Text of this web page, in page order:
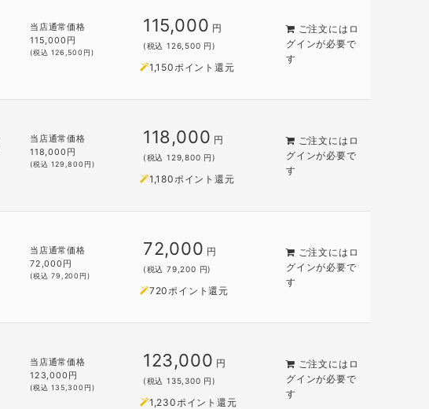
当店通常価格
115,000 円
(税込126,500 円)
115,000 円
(税込 126,500 円)
1,150ポイント還元
ご注文には ロ
グインが必要で
す
当店通常価格
118,000 円
(税込129,800 円)
118,000 円
(税込 129,800 円)
1,180ポイント還元
ご注文には ロ
グインが必要で
す
当店通常価格
72,000 円
(税込79,200 円)
72,000 円
(税込 79,200 円)
720ポイント還元
ご注文には ロ
グインが必要で
す
当店通常価格
123,000 円
(税込135,300 円)
123,000 円
(税込 135,300 円)
1,230ポイント還元
ご注文には ロ
グインが必要で
す